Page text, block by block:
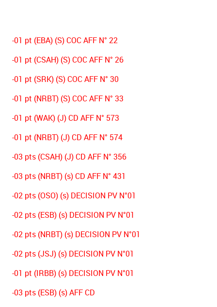
-01 pt (EBA) (S) COC AFF N° 22
-01 pt (CSAH) (S) COC AFF N° 26
-01 pt (SRK) (S) COC AFF N° 30
-01 pt (NRBT) (S) COC AFF N° 33
-01 pt (WAK) (J) CD AFF N° 573
-01 pt (NRBT) (J) CD AFF N° 574
-03 pts (CSAH) (J) CD AFF N° 356
-03 pts (NRBT) (s) CD AFF N° 431
-02 pts (OSO) (s) DECISION PV N°01
-02 pts (ESB) (s) DECISION PV N°01
-02 pts (NRBT) (s) DECISION PV N°01
-02 pts (JSJ) (s) DECISION PV N°01
-01 pt (IRBB) (s) DECISION PV N°01
-03 pts (ESB) (s) AFF CD